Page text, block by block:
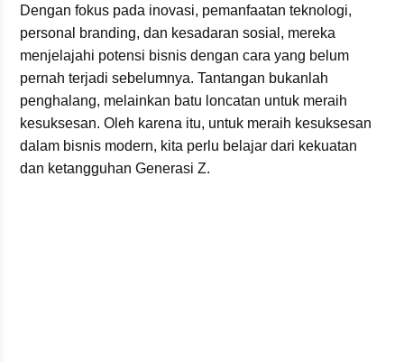
Dengan fokus pada inovasi, pemanfaatan teknologi,
personal branding, dan kesadaran sosial, mereka
menjelajahi potensi bisnis dengan cara yang belum
pernah terjadi sebelumnya. Tantangan bukanlah
penghalang, melainkan batu loncatan untuk meraih
kesuksesan. Oleh karena itu, untuk meraih kesuksesan
dalam bisnis modern, kita perlu belajar dari kekuatan
dan ketangguhan Generasi Z.